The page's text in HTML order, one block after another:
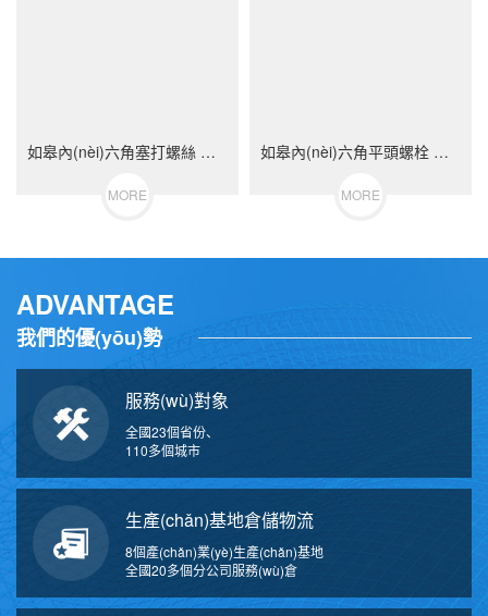
如皋內(nèi)六角塞打螺絲 等高限位螺栓 不銹鋼（304/316）碳鋼 合金鋼
MORE
如皋內(nèi)六角平頭螺栓 不銹鋼（304/316）碳鋼 合金鋼
MORE
ADVANTAGE
我們的優(yōu)勢
服務(wù)對象
全國23個省份、
110多個城市
生產(chǎn)基地倉儲物流
8個產(chǎn)業(yè)生產(chǎn)基地
全國20多個分公司服務(wù)倉